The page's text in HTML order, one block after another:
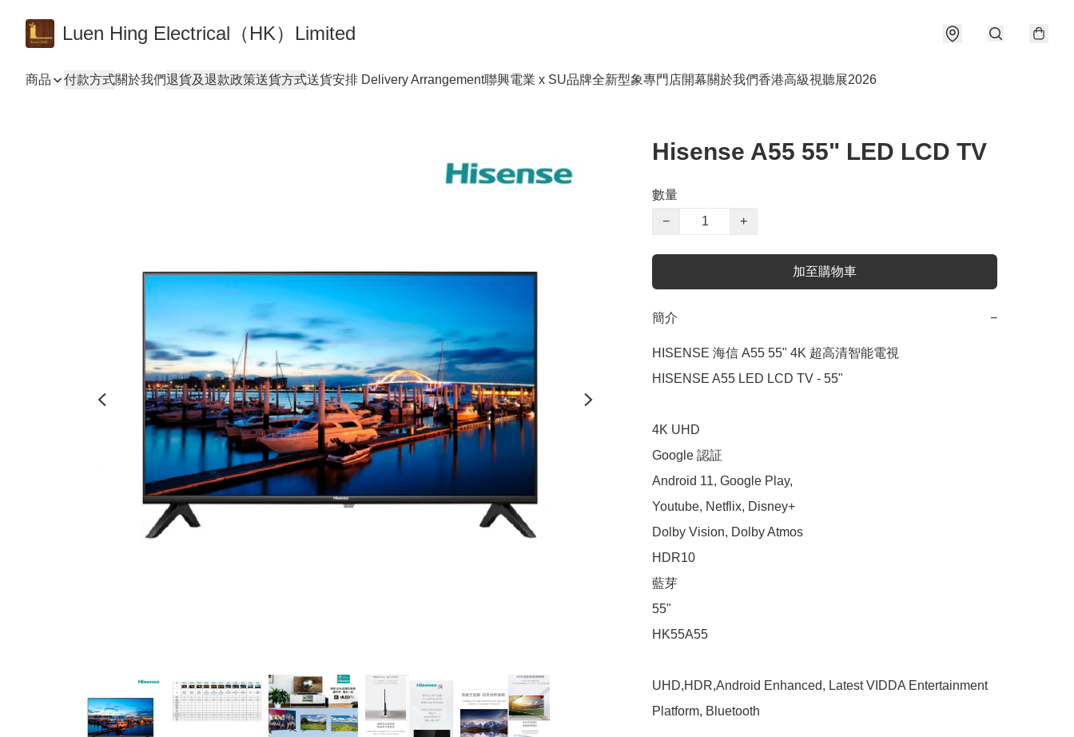
Luen Hing Electrical（HK）Limited
商品 付款方式關於我們退貨及退款政策送貨方式送貨安排 Delivery Arrangement聯興電業 x SU品牌全新型象專門店開幕關於我們香港高級視聽展2026
Hisense A55 55" LED LCD TV
數量
−
+
加至購物車
簡介 −
HISENSE 海信 A55 55" 4K 超高清智能電視
HISENSE A55 LED LCD TV - 55"
4K UHD
Google 認証
Android 11, Google Play,
Youtube, Netflix, Disney+
Dolby Vision, Dolby Atmos
HDR10
藍芽
55"
HK55A55
UHD,HDR,Android Enhanced, Latest VIDDA Entertainment
Platform, Bluetooth